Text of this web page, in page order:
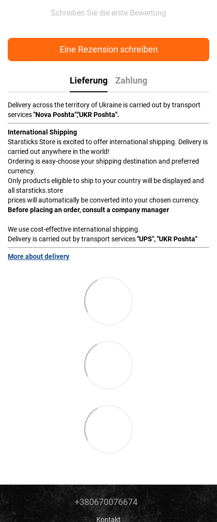
Schreiben Sie die erste Bewertung
Eine Rezension schreiben
Lieferung Zahlung
Delivery across the territory of Ukraine is carried out by transport
services"Nova Poshta","UKR Poshta".
International Shipping
Starsticks Store is excited to offer international shipping. Delivery is
carried out anywhere in the world!
Ordering is easy-choose your shipping destination and preferred
currency.
Only products eligible to ship to your country will be displayed and
all starsticks.store
prices will automatically be converted into your chosen currency.
Before placing an order, consult a company manager
We use cost-effective international shipping.
Delivery is carried out by transport services"UPS", "UKR Poshta"
More about delivery
+380670076674
Kontakt